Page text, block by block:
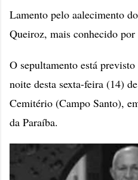
Lamento pelo aalecimento
Queiroz, mais conhecido
O sepultamento está
noite desta sexta-feira (14)
Cemitério (Campo Santo),
da Paraíba.